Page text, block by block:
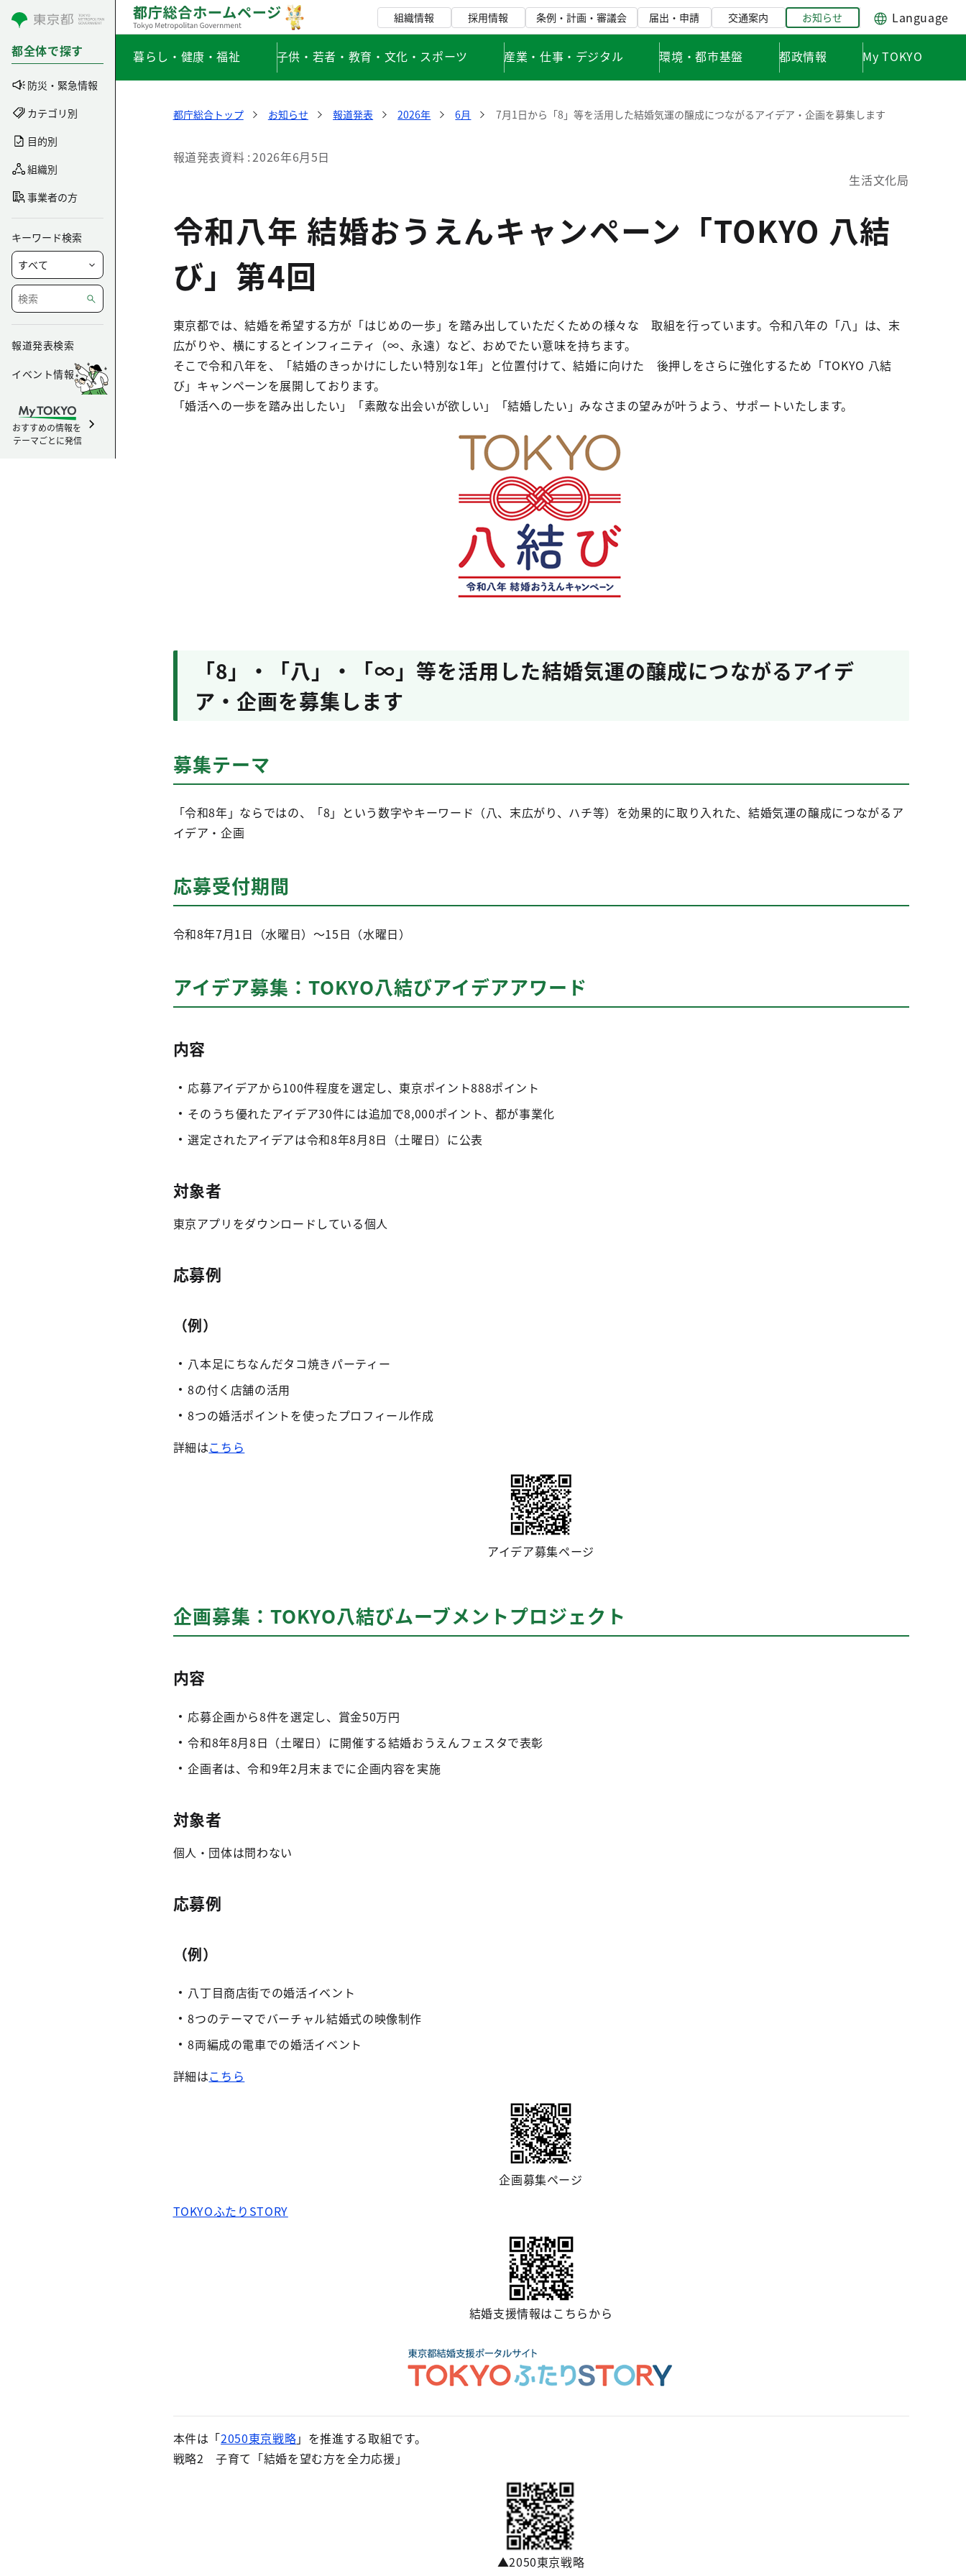
コンテンツにスキップ
都全体で探す
防災・緊急情報
カテゴリ別
目的別
組織別
事業者の方
キーワード検索
報道発表検索
イベント情報
おすすめの情報を
テーマごとに発信
組織情報 採用情報 条例・計画・審議会 届出・申請 交通案内 お知らせ Language
暮らし・健康・福祉 子供・若者・教育・文化・スポーツ 産業・仕事・デジタル 環境・都市基盤 都政情報 My TOKYO
都庁総合トップ お知らせ 報道発表 2026年 6月 7月1日から「8」等を活用した結婚気運の醸成につながるアイデア・企画を募集します
報道発表資料 2026年6月5日
生活文化局
令和八年 結婚おうえんキャンペーン「TOKYO 八結
び」第4回
東京都では、結婚を希望する方が「はじめの一歩」を踏み出していただくための様々な 取組を行っています。令和八年の「八」は、末
広がりや、横にするとインフィニティ（∞、永遠）など、おめでたい意味を持ちます。
そこで令和八年を、「結婚のきっかけにしたい特別な1年」と位置付けて、結婚に向けた 後押しをさらに強化するため「TOKYO 八結
び」キャンペーンを展開しております。
「婚活への一歩を踏み出したい」「素敵な出会いが欲しい」「結婚したい」みなさまの望みが叶うよう、サポートいたします。
「8」・「八」・「∞」等を活用した結婚気運の醸成につながるアイデ
ア・企画を募集します
募集テーマ
「令和8年」ならではの、「8」という数字やキーワード（八、末広がり、ハチ等）を効果的に取り入れた、結婚気運の醸成につながるア
イデア・企画
応募受付期間
令和8年7月1日（水曜日）～15日（水曜日）
アイデア募集：TOKYO八結びアイデアアワード
内容
応募アイデアから100件程度を選定し、東京ポイント888ポイント
そのうち優れたアイデア30件には追加で8,000ポイント、都が事業化
選定されたアイデアは令和8年8月8日（土曜日）に公表
対象者
東京アプリをダウンロードしている個人
応募例
（例）
八本足にちなんだタコ焼きパーティー
8の付く店舗の活用
8つの婚活ポイントを使ったプロフィール作成
詳細はこちら
アイデア募集ページ
企画募集：TOKYO八結びムーブメントプロジェクト
内容
応募企画から8件を選定し、賞金50万円
令和8年8月8日（土曜日）に開催する結婚おうえんフェスタで表彰
企画者は、令和9年2月末までに企画内容を実施
対象者
個人・団体は問わない
応募例
（例）
八丁目商店街での婚活イベント
8つのテーマでバーチャル結婚式の映像制作
8両編成の電車での婚活イベント
詳細はこちら
企画募集ページ
TOKYOふたりSTORY
結婚支援情報はこちらから
本件は「2050東京戦略」を推進する取組です。
戦略2 子育て「結婚を望む方を全力応援」
▲2050東京戦略